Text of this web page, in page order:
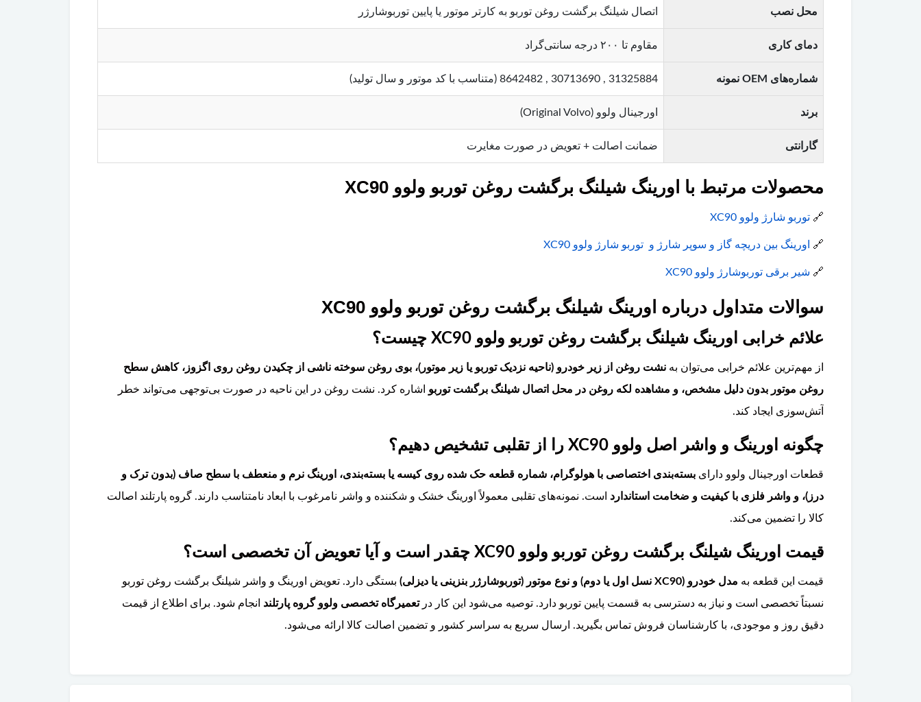
محل نصب اتصال شیلنگ برگشت روغن توربو به کارتر موتور یا پایین توربوشارژر
دمای کاری مقاوم تا ۲۰۰ درجه سانتی‌گراد
شماره‌های OEM نمونه 31325884 , 30713690 , 8642482 (متناسب با کد موتور و سال تولید)
برند اورجینال ولوو (Original Volvo)
گارانتی ضمانت اصالت + تعویض در صورت مغایرت
محصولات مرتبط با اورینگ شیلنگ برگشت روغن توربو ولوو XC90
🔗 توربو شارژ ولوو XC90
🔗 اورینگ بین دریچه گاز و سوپر شارژ و توربو شارژ ولوو XC90
🔗 شیر برقی توربوشارژ ولوو XC90
سوالات متداول درباره اورینگ شیلنگ برگشت روغن توربو ولوو XC90
علائم خرابی اورینگ شیلنگ برگشت روغن توربو ولوو XC90 چیست؟
از مهم‌ترین علائم خرابی می‌توان به نشت روغن از زیر خودرو (ناحیه نزدیک توربو یا زیر موتور)، بوی روغن سوخته ناشی از چکیدن روغن روی اگزوز، کاهش سطح
روغن موتور بدون دلیل مشخص، و مشاهده لکه روغن در محل اتصال شیلنگ برگشت توربو اشاره کرد. نشت روغن در این ناحیه در صورت بی‌توجهی می‌تواند خطر
آتش‌سوزی ایجاد کند.
چگونه اورینگ و واشر اصل ولوو XC90 را از تقلبی تشخیص دهیم؟
قطعات اورجینال ولوو دارای بسته‌بندی اختصاصی با هولوگرام، شماره قطعه حک شده روی کیسه یا بسته‌بندی، اورینگ نرم و منعطف با سطح صاف (بدون ترک و
درز)، و واشر فلزی با کیفیت و ضخامت استاندارد است. نمونه‌های تقلبی معمولاً اورینگ خشک و شکننده و واشر نامرغوب با ابعاد نامتناسب دارند. گروه پارتلند اصالت
کالا را تضمین می‌کند.
قیمت اورینگ شیلنگ برگشت روغن توربو ولوو XC90 چقدر است و آیا تعویض آن تخصصی است؟
قیمت این قطعه به مدل خودرو (XC90 نسل اول یا دوم) و نوع موتور (توربوشارژر بنزینی یا دیزلی)
بستگی دارد. تعویض اورینگ و واشر شیلنگ برگشت روغن توربو
نسبتاً تخصصی است و نیاز به دسترسی به قسمت پایین توربو دارد. توصیه می‌شود این کار درتعمیرگاه تخصصی ولوو گروه پارتلند انجام شود. برای اطلاع از قیمت
دقیق روز و موجودی، با کارشناسان فروش تماس بگیرید. ارسال سریع به سراسر کشور و تضمین اصالت کالا ارائه می‌شود.